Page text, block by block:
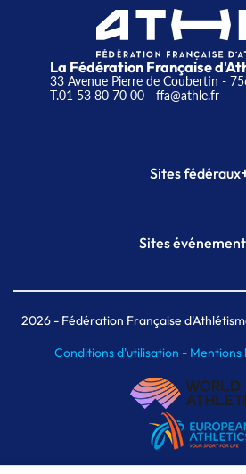
La Fédération Française
33 Avenue Pierre de Coubertin -
T.01 53 80 70 00- ffa@athle.fr
Sites fédéraux
Plateforme
Sites
Meeting de Paris
MAIF Ekiden de
2026- Fédération Française
Conditions d'utilisation - Mentions